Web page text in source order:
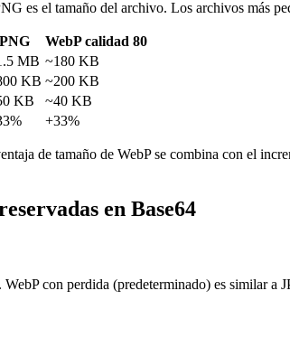
es el tamaño del archivo. Los archivos más
PNG
WebP calidad 80
MB ~180 KB
KB ~200 KB
KB
~40 KB
+33%
de tamaño de WebP se combina con el
en Base64
con perdida (predeterminado) es similar